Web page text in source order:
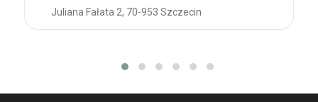
Juliana Fałata 2, 70-953 Szczecin